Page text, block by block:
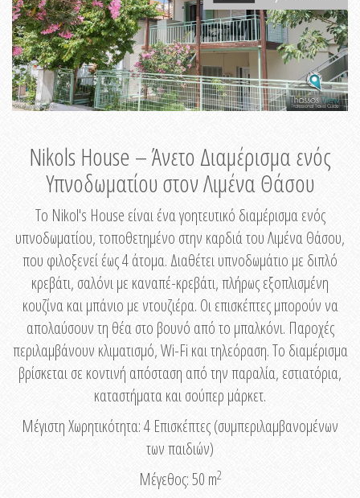
Nikols House – Άνετο Διαμέρισμα ενός
Υπνοδωματίου στον Λιμένα Θάσου
Το Nikol's House είναι ένα γοητευτικό διαμέρισμα ενός
υπνοδωματίου, τοποθετημένο στην καρδιά του Λιμένα Θάσου,
που φιλοξενεί έως 4 άτομα. Διαθέτει υπνοδωμάτιο με διπλό
κρεβάτι, σαλόνι με καναπέ-κρεβάτι, πλήρως εξοπλισμένη
κουζίνα και μπάνιο με ντουζιέρα. Οι επισκέπτες μπορούν να
απολαύσουν τη θέα στο βουνό από το μπαλκόνι. Παροχές
περιλαμβάνουν κλιματισμό, Wi-Fi και τηλεόραση. Το διαμέρισμα
βρίσκεται σε κοντινή απόσταση από την παραλία, εστιατόρια,
καταστήματα και σούπερ μάρκετ.
Μέγιστη Χωρητικότητα: 4 Eπισκέπτες (συμπεριλαμβανομένων
των παιδιών)
Μέγεθος: 50 m2